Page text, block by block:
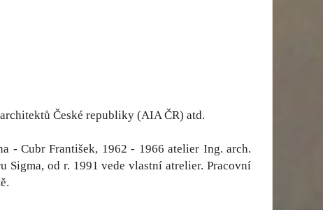
České republiky (AIA ČR) atd.
- Cubr František, 1962 - 1966 atelier Ing. arch.
Sigma, od r. 1991 vede vlastní atrelier. Pracovní